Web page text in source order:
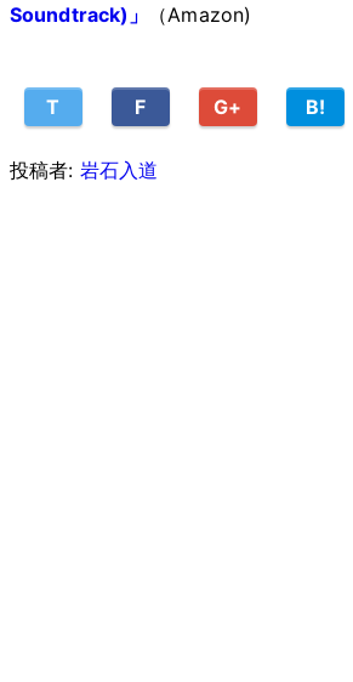
Soundtrack)」
（Amazon)
T F G+ B!
投稿者: 岩石入道